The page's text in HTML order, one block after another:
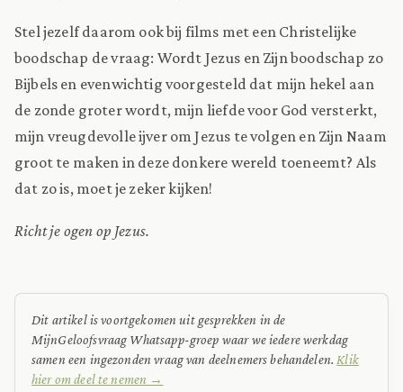
Stel jezelf daarom ook bij films met een Christelijke
boodschap de vraag: Wordt Jezus en Zijn boodschap zo
Bijbels en evenwichtig voorgesteld dat mijn hekel aan
de zonde groter wordt, mijn liefde voor God versterkt,
mijn vreugdevolle ijver om Jezus te volgen en Zijn Naam
groot te maken in deze donkere wereld toeneemt? Als
dat zo is, moet je zeker kijken!
Richt je ogen op Jezus.
Dit artikel is voortgekomen uit gesprekken in de
MijnGeloofsvraag Whatsapp-groep waar we iedere werkdag
samen een ingezonden vraag van deelnemers behandelen. Klik
hier om deel te nemen →